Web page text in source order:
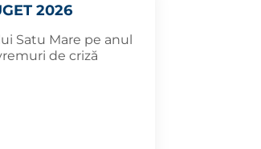
2026
Satu Mare pe anul
de criză